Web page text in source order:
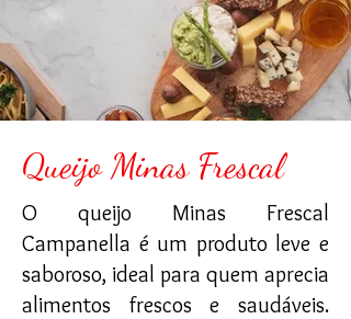
Queijo Minas Frescal
O queijo Minas Frescal
Campanella é um produto leve e
saboroso, ideal para quem aprecia
alimentos frescos e saudáveis.